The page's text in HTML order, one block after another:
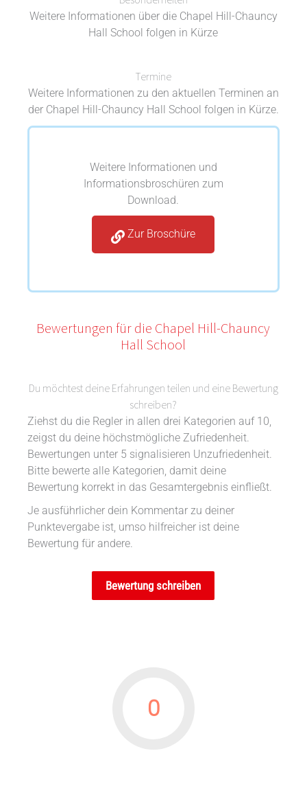
Weitere Informationen über die Chapel Hill-Chauncy
Hall School folgen in Kürze
Termine
Weitere Informationen zu den aktuellen Terminen an
der Chapel Hill-Chauncy Hall School folgen in Kürze.
Weitere Informationen und
Informationsbroschüren zum
Download.
Zur Broschüre
Bewertungen für die Chapel Hill-Chauncy
Hall School
Du möchtest deine Erfahrungen teilen und eine Bewertung
schreiben?
Ziehst du die Regler in allen drei Kategorien auf 10,
zeigst du deine höchstmögliche Zufriedenheit.
Bewertungen unter 5 signalisieren Unzufriedenheit.
Bitte bewerte alle Kategorien, damit deine
Bewertung korrekt in das Gesamtergebnis einfließt.
Je ausführlicher dein Kommentar zu deiner
Punktevergabe ist, umso hilfreicher ist deine
Bewertung für andere.
Bewertung schreiben
0